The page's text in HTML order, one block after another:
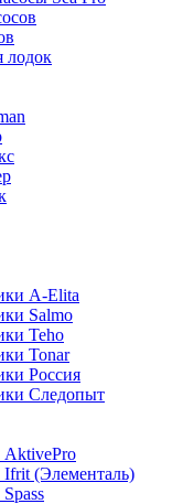
лодок
A-Elita
Salmo
Teho
Tonar
Россия
Следопыт
AktivePro
(Элементаль)